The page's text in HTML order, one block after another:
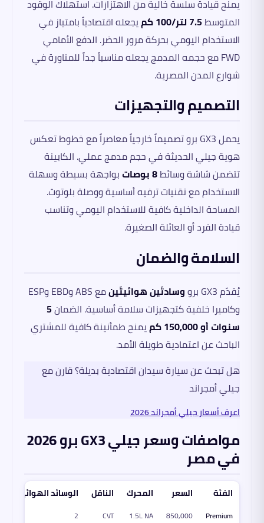
يمنح قيادة سلسة خالية من الاهتزازات. استهلاك الوقود
المتوسط7.5 لتر/100 كم
يجعله اقتصادياً بامتياز في
الاستخدام اليومي بحركة مرور الحضر. الدفع الأمامي
FWD مع حجمه المدمج يجعله مناسباً جداً للمناورة في
شوارع المدن المصرية.
التصميم والتجهيزات
يحمل GX3 برو تصميماً خارجياً معاصراً مع خطوط تعكس
هوية جيلي الحديثة في حجم مدمج عملي. الكابينة
تتضمن شاشة وسائط8 بوصات
بواجهة بسيطة وسهلة
الاستخدام مع تقنيات ترفيه أساسية ووصلة بلوتوث.
المساحة الداخلية كافية للاستخدام اليومي وتناسب
قيادة الفرد أو العائلة الصغيرة.
السلامة والضمان
يُقدّم GX3 برو وسادتَين هوائيتَين
مع ABS وEBD وESP
وكاميرا خلفية كتجهيزات سلامة أساسية. الضمان5
سنوات أو 150,000 كم
يمنح طمأنينة كافية للمشتري
الباحث عن اعتمادية طويلة الأمد.
هل تبحث عن سيارة سيدان اقتصادية بديلة؟ قارن مع
جيلي أمجراند
اعرف أسعار جيلي أمجراند 2026
مواصفات وسعر جيلي GX3 برو 2026
في مصر
الفئة السعر المحرك الناقل الوسائد الهوائية
Premium
850,000
1.5L NA
CVT
2